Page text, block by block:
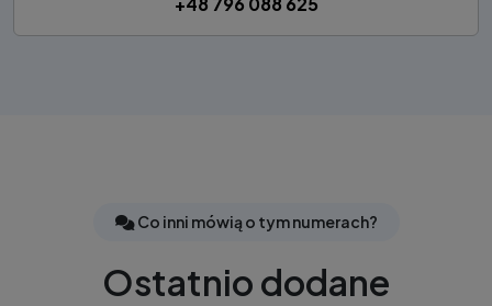
Co inni mówią o tym numerach?
Ostatnio dodane